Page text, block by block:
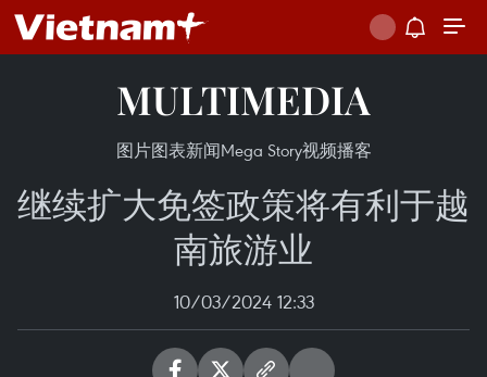
MULTIMEDIA
图片图表新闻Mega Story视频播客
继续扩大免签政策将有利于越
南旅游业
10/03/2024 12:33